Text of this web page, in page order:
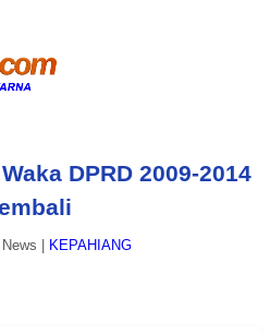
DPRD 2009-2014
News KEPAHIANG